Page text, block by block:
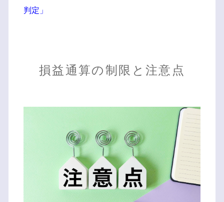
判定」
損益通算の制限と注意点